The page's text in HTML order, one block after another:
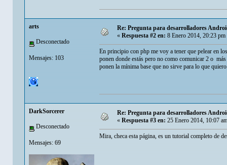
arts
Desconectado
Mensajes: 103
Re: Pregunta para desarrolladores
«Respuesta #2 en:8 Enero 2014, 20:23 pm
En principio con php me voy a tener que pelear en
ponen donde estás pero no como comunicar 2 o
ponen la mínima base que no sirve para lo que
DarkSorcerer
Desconectado
Mensajes: 69
Re: Pregunta para desarrolladores
« Respuesta #3 en: 25 Enero 2014, 10:07
Mira, checa esta página, es un tutorial completo de